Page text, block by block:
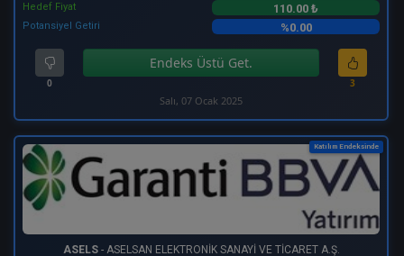
Hedef Fiyat 110.00 ₺
Potansiyel Getiri %0.00
0
Endeks Üstü Get.
3
Salı, 07 Ocak 2025
Katılım Endeksinde
ASELS- ASELSAN ELEKTRONİK SANAYİ VE TİCARET A.Ş.